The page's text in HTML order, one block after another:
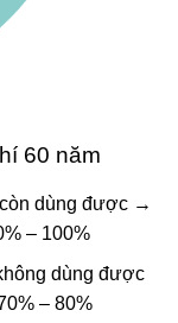
60 năm
dùng được →
– 100%
dùng được
– 80%